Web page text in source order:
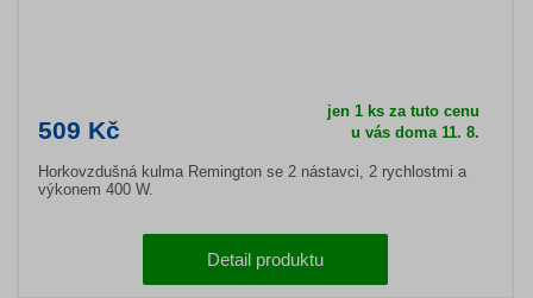
509 Kč
jen 1 ks za tuto cenu
u vás doma 11. 8.
Horkovzdušná kulma Remington se 2 nástavci, 2 rychlostmi a
výkonem 400 W.
Detail produktu